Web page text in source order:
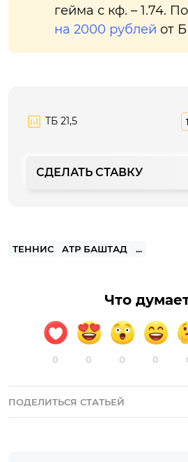
гейма с кф. – 1.74.
на 2000 рублей от
ТБ 21,5
СДЕЛАТЬ СТАВКУ
ТЕННИС ATP БАШТАД ...
Что
0 0 0 0
ПОДЕЛИТЬСЯ СТАТЬЕЙ